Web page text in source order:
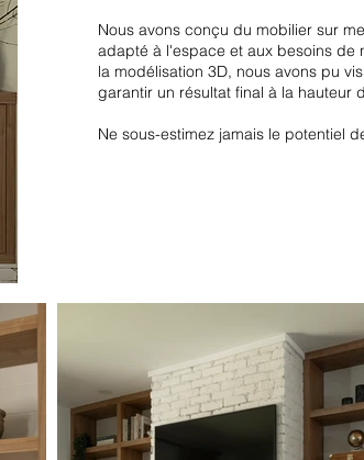
Nous avons conçu du mobilier sur
adapté à l'espace et aux besoins de
la modélisation 3D, nous avons pu
garantir un résultat final à la hauteur
Ne sous-estimez jamais le potentiel